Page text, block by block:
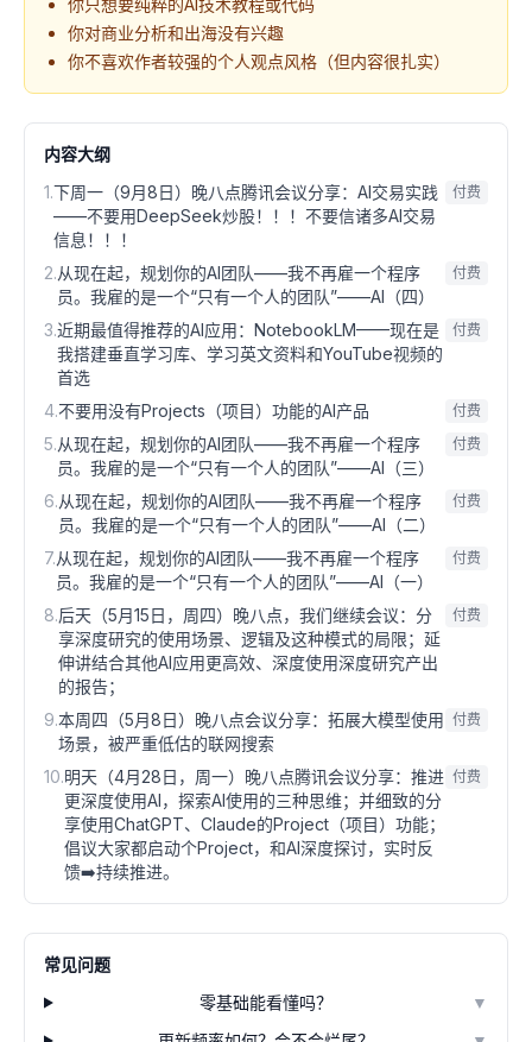
你只想要纯粹的AI技术教程或代码
你对商业分析和出海没有兴趣
你不喜欢作者较强的个人观点风格（但内容很扎实）
内容大纲
1.下周一（9月8日）晚八点腾讯会议分享：AI交易实践
——不要用DeepSeek炒股！！！不要信诸多AI交易
信息！！！
付费
2.从现在起，规划你的AI团队——我不再雇一个程序
员。我雇的是一个“只有一个人的团队”——AI（四）
付费
3.近期最值得推荐的AI应用：NotebookLM——现在是
我搭建垂直学习库、学习英文资料和YouTube视频的
首选
付费
4.不要用没有Projects（项目）功能的AI产品 付费
5.从现在起，规划你的AI团队——我不再雇一个程序
员。我雇的是一个“只有一个人的团队”——AI（三）
付费
6.从现在起，规划你的AI团队——我不再雇一个程序
员。我雇的是一个“只有一个人的团队”——AI（二）
付费
7.从现在起，规划你的AI团队——我不再雇一个程序
员。我雇的是一个“只有一个人的团队”——AI（一）
付费
8.后天（5月15日，周四）晚八点，我们继续会议：分
享深度研究的使用场景、逻辑及这种模式的局限；延
伸讲结合其他AI应用更高效、深度使用深度研究产出
的报告；
付费
9.本周四（5月8日）晚八点会议分享：拓展大模型使用
场景，被严重低估的联网搜索
付费
10.明天（4月28日，周一）晚八点腾讯会议分享：推进
更深度使用AI，探索AI使用的三种思维；并细致的分
享使用ChatGPT、Claude的Project（项目）功能；
倡议大家都启动个Project，和AI深度探讨，实时反
馈➡️持续推进。
付费
常见问题
零基础能看懂吗？
▼